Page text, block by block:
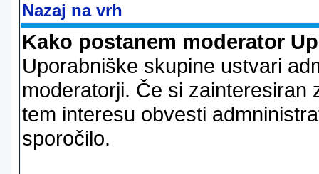
Nazaj na vrh
Kako postanem moderator
Uporabniške skupine ustvari
moderatorji. Če si
tem interesu obvesti
sporočilo.